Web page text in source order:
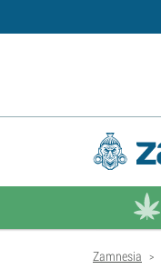
Zamnesia >